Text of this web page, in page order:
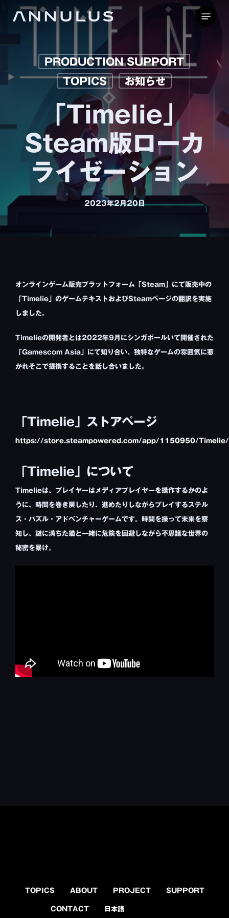
PRODUCTION SUPPORT
TOPICS
お知らせ
「Timelie」
Steam版ローカ
ライゼーション
2023年2月20日
オンラインゲーム販売プラットフォーム「Steam」にて販売中の
「Timelie」のゲームテキストおよびSteamページの翻訳を実施
しました。
Timelieの開発者とは2022年9月にシンガポールいて開催された
「Gamescom Asia」にて知り合い、独特なゲームの雰囲気に惹
かれそこで提携することを話し合いました。
「Timelie」ストアページ
https://store.steampowered.com/app/1150950/Timelie/
「Timelie」について
Timelieは、プレイヤーはメディアプレイヤーを操作するかのよ
うに、時間を巻き戻したり、進めたりしながらプレイするステル
ス・パズル・アドベンチャーゲームです。時間を操って未来を察
知し、謎に満ちた猫と一緒に危険を回避しながら不思議な世界の
秘密を暴け。
TOPICS ABOUT PROJECT SUPPORT
CONTACT 日本語